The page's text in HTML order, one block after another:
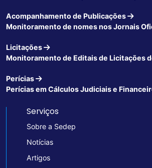
Acompanhamento de Publicações
Monitoramento de nomes nos Jornais
Licitações
Monitoramento de Editais de Licitações
Perícias
Perícias em Cálculos Judiciais e
Serviços
Sobre a Sedep
Notícias
Artigos